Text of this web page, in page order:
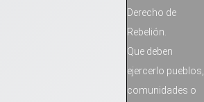
Derecho de
Rebelión.
Que deben
ejercerlo pueblos,
comunidades o